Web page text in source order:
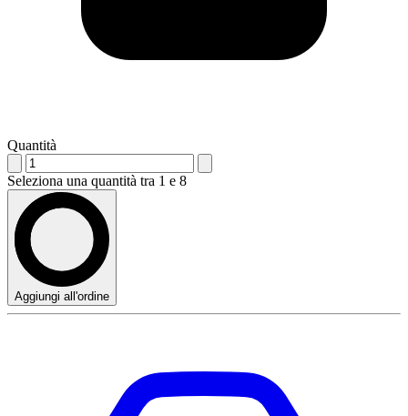
Quantità
Seleziona una quantità tra 1 e 8
Aggiungi all'ordine